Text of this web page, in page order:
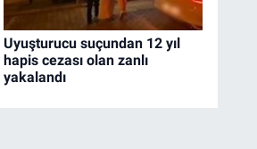
Uyuşturucu suçundan 12 yıl
hapis cezası olan zanlı
yakalandı